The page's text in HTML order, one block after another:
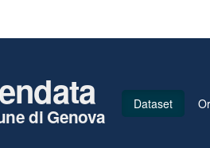
di Genova
Dataset